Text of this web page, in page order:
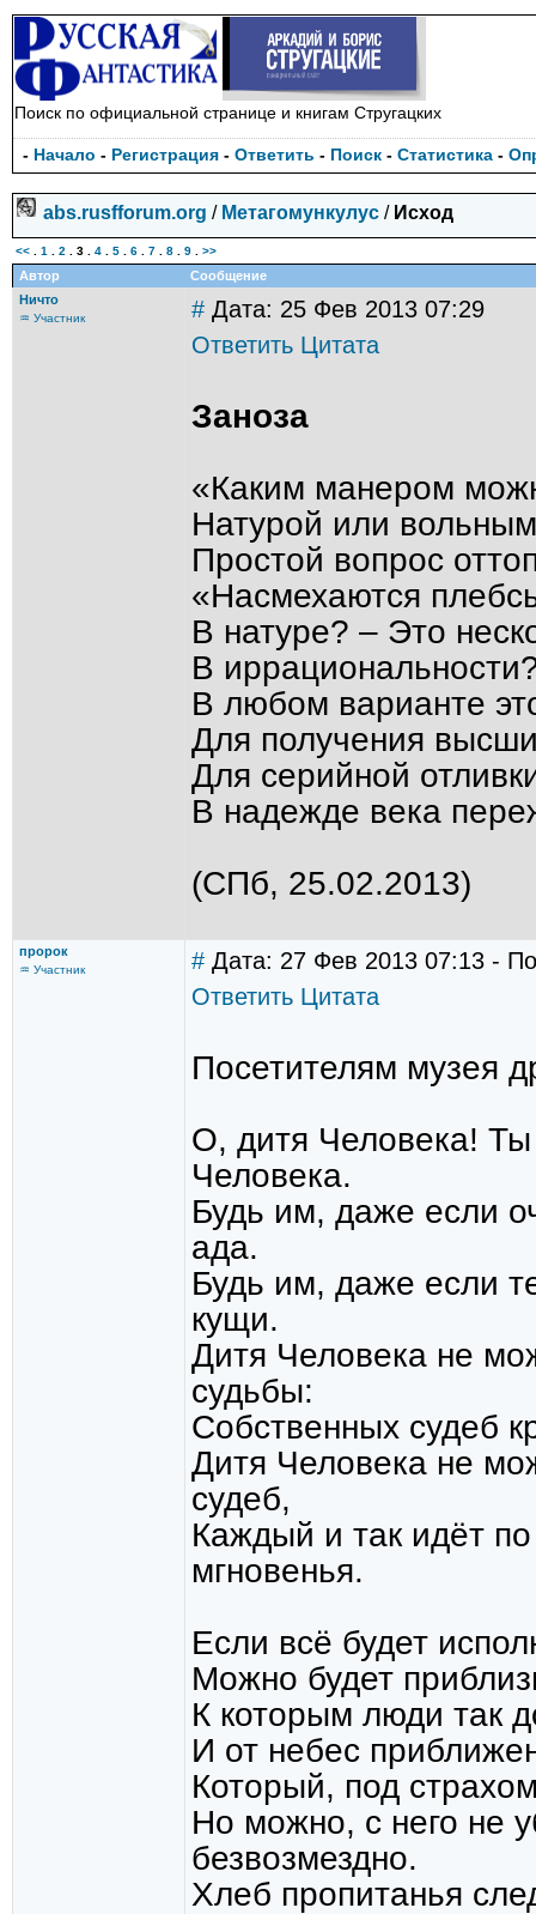
Поиск по официальной странице и книгам Стругацких
- Начало - Регистрация - Ответить - Поиск - Статистика -
abs.rusfforum.org / Метагомункулус / Исxод
<< 1 2 3 4 5 6 7 8 9 >>
Автор
Сообщение
Ничто
♒ Участник # Дата: 25 Фев 2013 07:29
Ответить Цитата
Заноза
«Каким манером
Натурой или
Простой вопрос
«Насмехаются
В натуре? – Это
В
В любом варианте
Для получения
Для серийной
В надежде века
(СПб, 25.02.2013)
пророк
♒ Участник # Дата: 27 Фев 2013 07:13 -
Ответить Цитата
Посетителям музея
О, дитя Человека!
Человека.
Будь им, даже если
ада.
Будь им, даже если
кущи.
Дитя Человека не
судьбы:
Собственных судеб
Дитя Человека не
судеб,
Каждый и так идёт
мгновенья.
Если всё будет
Можно будет
К которым люди так
И от небес
Который, под
Но можно, с него не
безвозмездно.
Хлеб пропитанья